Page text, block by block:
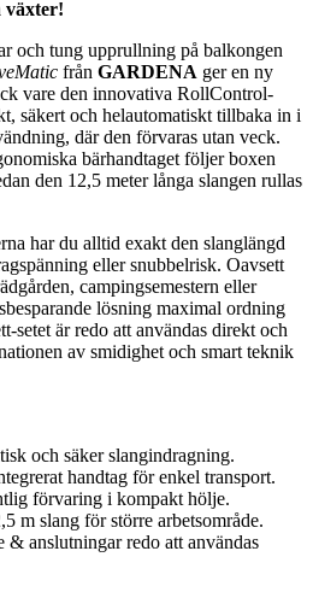
växter!
och tung upprullning på balkongen
från GARDENA ger en ny
vare den innovativa RollControl-
säkert och helautomatiskt tillbaka in i
där den förvaras utan veck.
bärhandtaget följer boxen
den 12,5 meter långa slangen rullas
har du alltid exakt den slanglängd
eller snubbelrisk. Oavsett
campingsemestern eller
lösning maximal ordning
setet är redo att användas direkt och
av smidighet och smart teknik
och säker slangindragning.
handtag för enkel transport.
förvaring i kompakt hölje.
m slang för större arbetsområde.
& anslutningar redo att användas